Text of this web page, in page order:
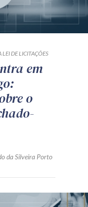
LEI DE LICITAÇÕES
em
o
da Silveira Porto